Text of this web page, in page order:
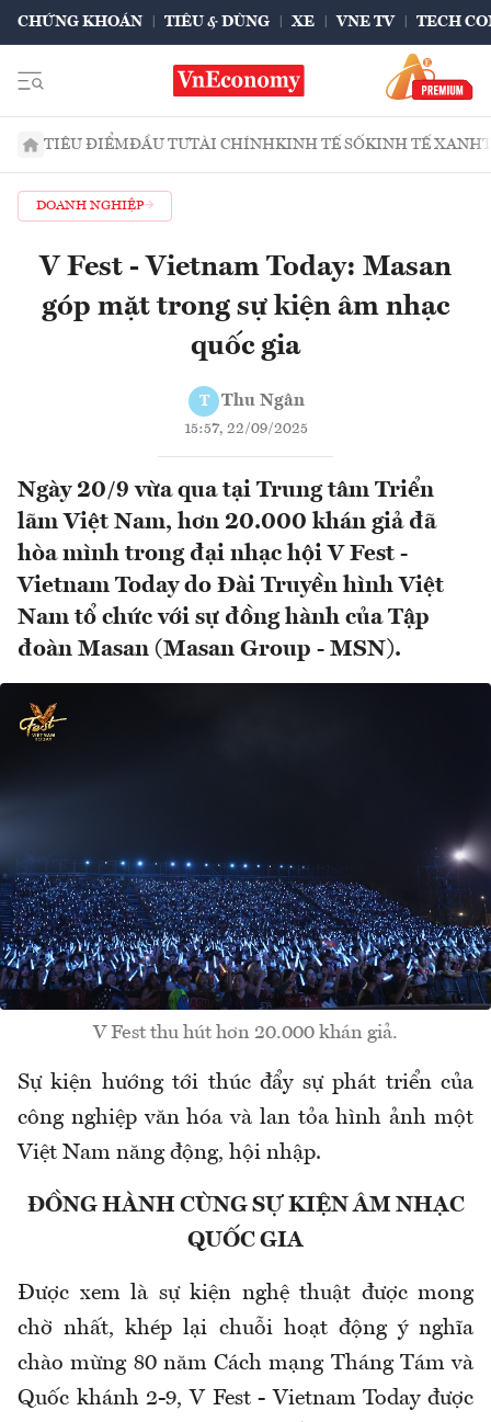
CHỨNG KHOÁN TIÊU & DÙNG XE VNE TV TECH
TIÊU ĐIỂMĐẦU TƯTÀI CHÍNHKINH TẾ SỐKINH TẾ XANH
DOANH NGHIỆP
V Fest - Vietnam Today: Masan
góp mặt trong sự kiện âm nhạc
quốc gia
T Thu Ngân
15:57, 22/09/2025
Ngày 20/9 vừa qua tại Trung tâm Triển
lãm Việt Nam, hơn 20.000 khán giả đã
hòa mình trong đại nhạc hội V Fest -
Vietnam Today do Đài Truyền hình Việt
Nam tổ chức với sự đồng hành của Tập
đoàn Masan (Masan Group - MSN).
V Fest thu hút hơn 20.000 khán giả.
Sự kiện hướng tới thúc đẩy sự phát triển của
công nghiệp văn hóa và lan tỏa hình ảnh một
Việt Nam năng động, hội nhập.
ĐỒNG HÀNH CÙNG SỰ KIỆN ÂM NHẠC
QUỐC GIA
Được xem là sự kiện nghệ thuật được mong
chờ nhất, khép lại chuỗi hoạt động ý nghĩa
chào mừng 80 năm Cách mạng Tháng Tám và
Quốc khánh 2-9, V Fest - Vietnam Today được